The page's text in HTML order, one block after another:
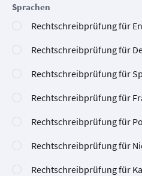
Sprachen
Rechtschreibprüfung für
Rechtschreibprüfung für
Rechtschreibprüfung für
Rechtschreibprüfung für
Rechtschreibprüfung für
Rechtschreibprüfung für
Rechtschreibprüfung für